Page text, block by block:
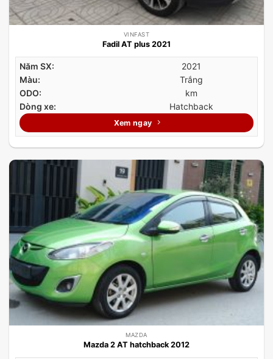
VINFAST
Fadil AT plus 2021
Năm SX:
2021
Màu:
Trắng
ODO:
km
Dòng xe:
Hatchback
Xem ngay
MAZDA
Mazda 2 AT hatchback 2012